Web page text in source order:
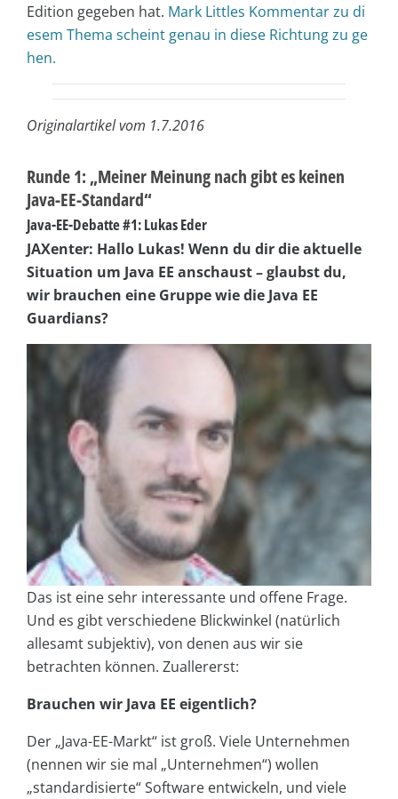
Edition gegeben hat. Mark Littles Kommentar zu di
esem Thema scheint genau in diese Richtung zu ge
hen.
Originalartikel vom 1.7.2016
Runde 1: „Meiner Meinung nach gibt es keinen
Java-EE-Standard“
Java-EE-Debatte #1: Lukas Eder
JAXenter: Hallo Lukas! Wenn du dir die aktuelle
Situation um Java EE anschaust – glaubst du,
wir brauchen eine Gruppe wie die Java EE
Guardians?
Das ist eine sehr interessante und offene Frage.
Und es gibt verschiedene Blickwinkel (natürlich
allesamt subjektiv), von denen aus wir sie
betrachten können. Zuallererst:
Brauchen wir Java EE eigentlich?
Der „Java-EE-Markt“ ist groß. Viele Unternehmen
(nennen wir sie mal „Unternehmen“) wollen
„standardisierte“ Software entwickeln, und viele